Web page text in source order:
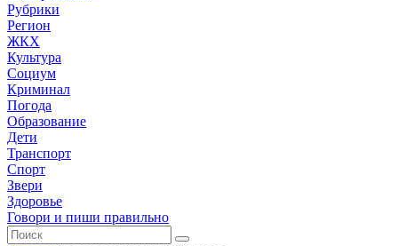
Рубрики
Регион
ЖКХ
Культура
Социум
Криминал
Погода
Образование
Дети
Транспорт
Спорт
Звери
Здоровье
Говори и пиши правильно